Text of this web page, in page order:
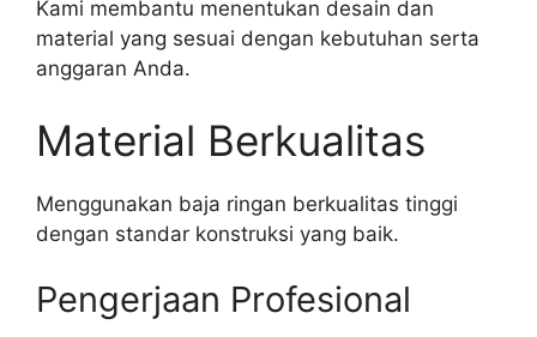
Kami membantu menentukan desain dan
material yang sesuai dengan kebutuhan serta
anggaran Anda.
Material Berkualitas
Menggunakan baja ringan berkualitas tinggi
dengan standar konstruksi yang baik.
Pengerjaan Profesional